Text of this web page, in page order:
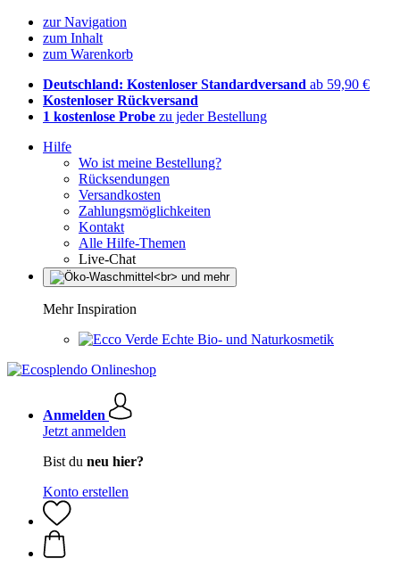
zur Navigation
zum Inhalt
zum Warenkorb
Deutschland: Kostenloser Standardversand ab 59,90 €
Kostenloser Rückversand
1 kostenlose Probe zu jeder Bestellung
Hilfe
Wo ist meine Bestellung?
Rücksendungen
Versandkosten
Zahlungsmöglichkeiten
Kontakt
Alle Hilfe-Themen
Live-Chat
Mehr Inspiration
Echte Bio- und Naturkosmetik
Anmelden
Jetzt anmelden
Bist du neu hier?
Konto erstellen